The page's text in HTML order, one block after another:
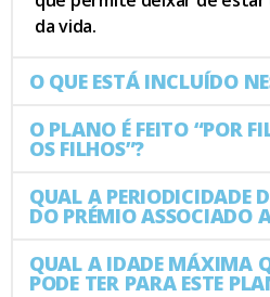
da vida.
O QUE ESTÁ INCLUÍDO
O PLANO É FEITO “POR
OS FILHOS”?
QUAL A PERIODICIDADE
DO PRÉMIO ASSOCIADO
QUAL A IDADE MÁXIMA
PODE TER PARA ESTE